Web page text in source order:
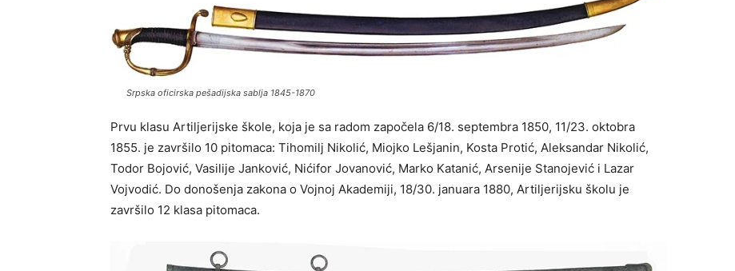
Srpska oficirska pešadijska sablja 1845-1870
Prvu klasu Artiljerijske škole, koja je sa radom započela 6/18. septembra 1850, 11/23. oktobra
1855. je završilo 10 pitomaca: Tihomilj Nikolić, Miojko Lešjanin, Kosta Protić, Aleksandar Nikolić,
Todor Bojović, Vasilije Janković, Nićifor Jovanović, Marko Katanić, Arsenije Stanojević i Lazar
Vojvodić. Do donošenja zakona o Vojnoj Akademiji, 18/30. januara 1880, Artiljerijsku školu je
završilo 12 klasa pitomaca.